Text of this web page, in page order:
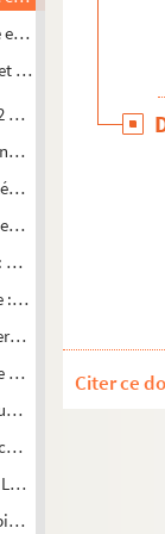
scène. 3
des accessoires
en prose. 1902
: pièce en 1 acte.
en 1 acte. 1906
moi, j'habite chez
en 4 actes.
en 4 actes, en
et cocotte :
4 actes. 1910
Caporal : drame en 5
en 5 actes.
vignes du
inédite en 3 actes.
Citer ce